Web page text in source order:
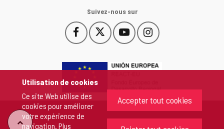
Utilisation de cookies
Ce site Web utilise des
cookies pour améliorer
votre expérience de
navigation. Plus
Accepter tout cookies
Suivez-nous sur
Facebook
Este
enlace
abrirá
una
ventana
nueva.
Este
enlace
abrirá
ventana
nueva.
YouTube
Este
enlace
abrirá
ventana
nueva.
Instagram
Este
enlace
abrirá
ventana
nueva.
"Retour